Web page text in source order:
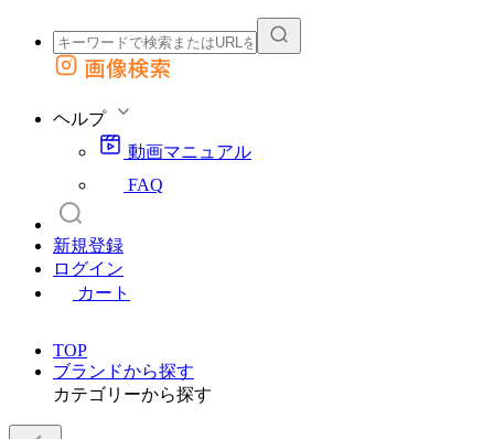
外部サイトの商品をカートに追加
画像検索
ヘルプ
動画マニュアル
FAQ
新規登録
ログイン
カート
TOP
ブランドから探す
カテゴリーから探す